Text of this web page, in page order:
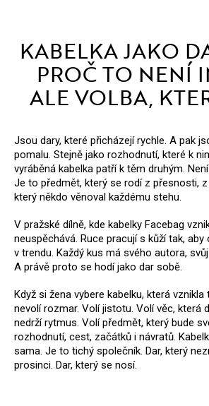
KABELKA JAKO
PROČ TO NENÍ
ALE VOLBA,
Jsou dary, které přicházejí rychle. A pak
pomalu. Stejně jako rozhodnutí, které k
vyráběná kabelka patří k těm druhým.
Je to předmět, který se rodí z přesnosti,
který někdo věnoval každému stehu.
V pražské dílně, kde kabelky Facebag
neuspěchává. Ruce pracují s kůží tak,
v trendu. Každý kus má svého autora,
A právě proto se hodí jako dar sobě.
Když si žena vybere kabelku, která
nevolí rozmar. Volí jistotu. Volí věc, která
nedrží rytmus. Volí předmět, který bude
rozhodnutí, cest, začátků i návratů.
sama. Je to tichý společník. Dar, který
prosinci. Dar, který se nosí.